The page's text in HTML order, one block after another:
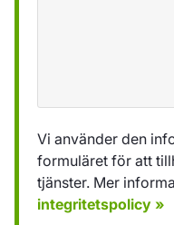
Vi använder den
formuläret för att
tjänster. Mer
integritetspolicy »